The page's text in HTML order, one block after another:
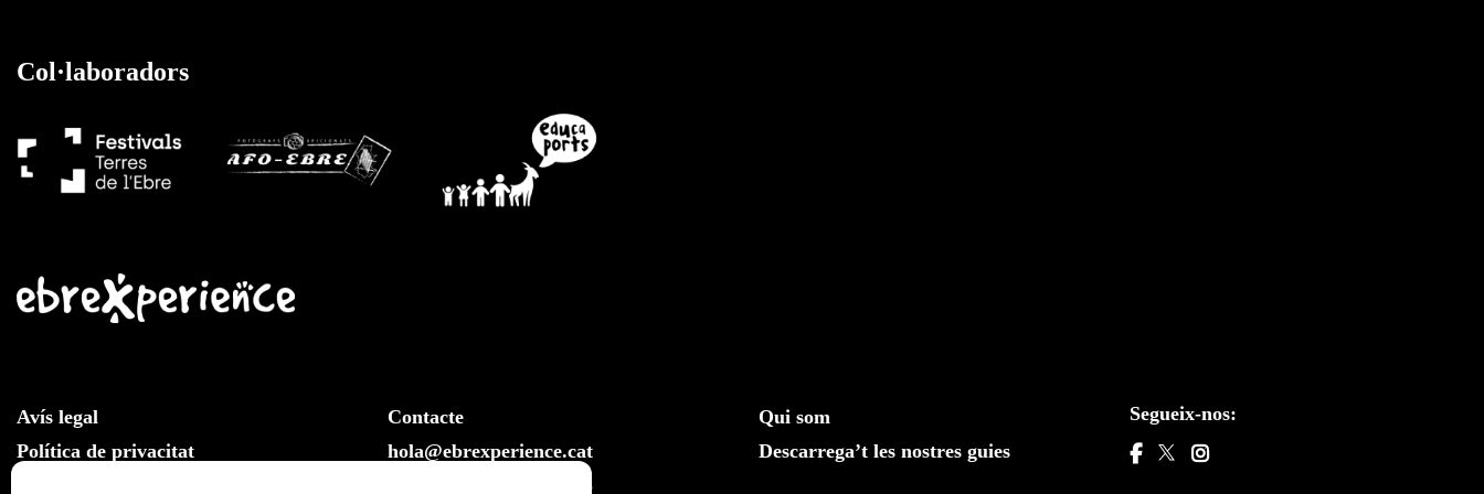
Col·laboradors
Avís legal
Política de privacitat
Contacte
hola@ebrexperience.cat
610 20 33 25
Qui som
Descarrega’t les nostres guies
Segueix-nos: